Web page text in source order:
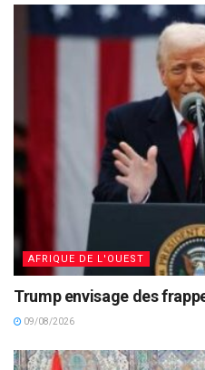
AFRIQUE DE L'OUEST
Trump envisage des
09/08/2026